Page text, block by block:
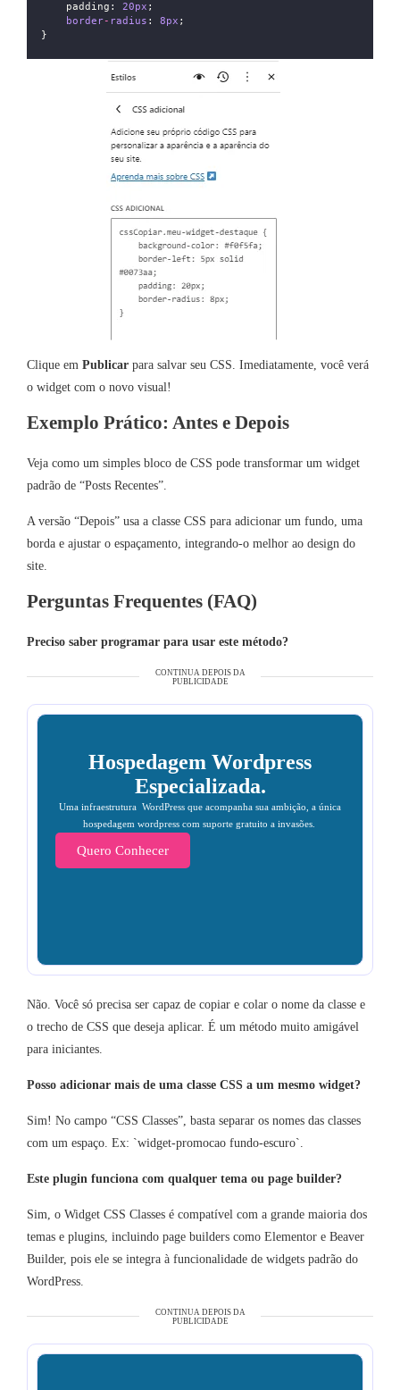
    padding:
20px ;
border- radius : 8px ;
}
Clique em Publicar para salvar seu CSS. Imediatamente, você verá
o widget com o novo visual!
Exemplo Prático: Antes e Depois
Veja como um simples bloco de CSS pode transformar um widget
padrão de “Posts Recentes”.
A versão “Depois” usa a classe CSS para adicionar um fundo, uma
borda e ajustar o espaçamento, integrando-o melhor ao design do
site.
Perguntas Frequentes (FAQ)
Preciso saber programar para usar este método?
CONTINUA DEPOIS DA
PUBLICIDADE
Hospedagem Wordpress
Especializada.
Uma infraestrutura WordPress que acompanha sua ambição, a única
hospedagem wordpress com suporte gratuito a invasões.
Quero Conhecer
Não. Você só precisa ser capaz de copiar e colar o nome da classe e
o trecho de CSS que deseja aplicar. É um método muito amigável
para iniciantes.
Posso adicionar mais de uma classe CSS a um mesmo widget?
Sim! No campo “CSS Classes”, basta separar os nomes das classes
com um espaço. Ex: `widget-promocao fundo-escuro`.
Este plugin funciona com qualquer tema ou page builder?
Sim, o Widget CSS Classes é compatível com a grande maioria dos
temas e plugins, incluindo page builders como Elementor e Beaver
Builder, pois ele se integra à funcionalidade de widgets padrão do
WordPress.
CONTINUA DEPOIS DA
PUBLICIDADE